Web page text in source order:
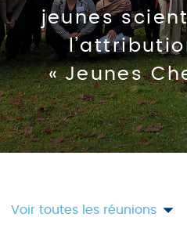
jeunes
« Jeunes
Voir toutes les réunions